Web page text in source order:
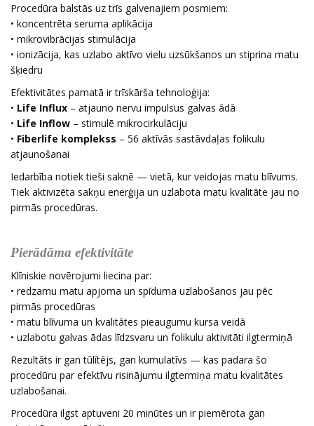
Procedūra balstās uz trīs galvenajiem posmiem:
• koncentrēta seruma aplikācija
• mikrovibrācijas stimulācija
• ionizācija, kas uzlabo aktīvo vielu uzsūkšanos un stiprina matu
šķiedru
Efektivitātes pamatā ir trīskārša tehnoloģija:
• Life Influx – atjauno nervu impulsus galvas ādā
• Life Inflow – stimulē mikrocirkulāciju
• Fiberlife komplekss – 56 aktīvās sastāvdaļas folikulu
atjaunošanai
Iedarbība notiek tieši saknē — vietā, kur veidojas matu blīvums.
Tiek aktivizēta sakņu enerģija un uzlabota matu kvalitāte jau no
pirmās procedūras.
Pierādāma efektivitāte
Klīniskie novērojumi liecina par:
• redzamu matu apjoma un spīduma uzlabošanos jau pēc
pirmās procedūras
• matu blīvuma un kvalitātes pieaugumu kursa veidā
• uzlabotu galvas ādas līdzsvaru un folikulu aktivitāti ilgtermiņā
Rezultāts ir gan tūlītējs, gan kumulatīvs — kas padara šo
procedūru par efektīvu risinājumu ilgtermiņa matu kvalitātes
uzlabošanai.
Procedūra ilgst aptuveni 20 minūtes un ir piemērota gan